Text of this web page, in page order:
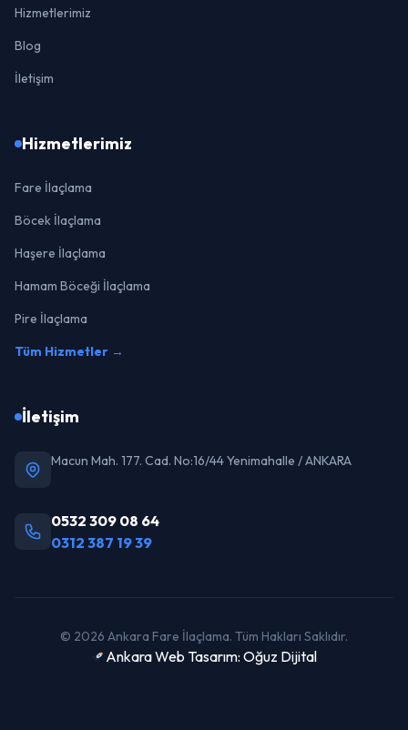
Hizmetlerimiz
Blog
İletişim
Hizmetlerimiz
Fare İlaçlama
Böcek İlaçlama
Haşere İlaçlama
Hamam Böceği İlaçlama
Pire İlaçlama
Tüm Hizmetler →
İletişim
Macun Mah. 177. Cad. No:16/44 Yenimahalle / ANKARA
0532 309 08 64
0312 387 19 39
© 2026 Ankara Fare İlaçlama. Tüm Hakları Saklıdır.
Ankara Web Tasarım: Oğuz Dijital